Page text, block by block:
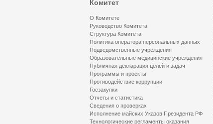
Комитет
О Комитете
Руководство Комитета
Структура Комитета
Политика оператора персональных данных
Подведомственные учреждения
Образовательные медицинские учреждения
Публичная декларация целей и задач
Программы и проекты
Противодействие коррупции
Госзакупки
Отчеты и статистика
Сведения о проверках
Исполнение майских Указов Президента РФ
Технологические регламенты оказания